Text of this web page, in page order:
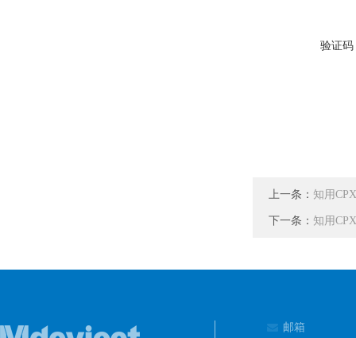
验证码
上一条： 知用
下一条： 知用
邮箱